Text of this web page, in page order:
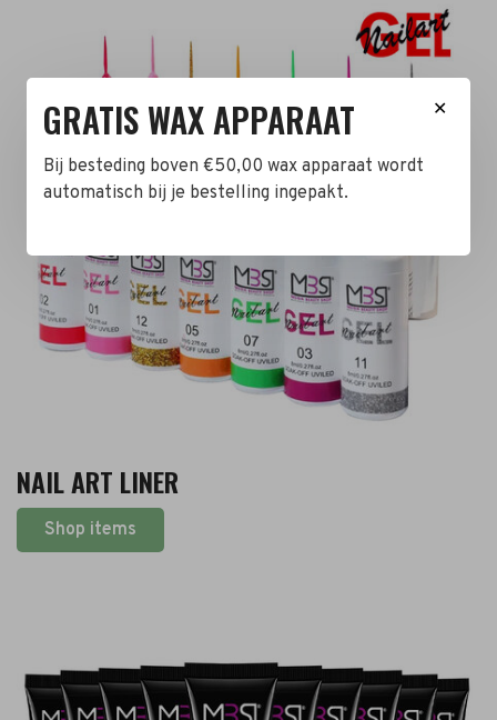
NAIL ART LINER
Shop items
✕
GRATIS WAX APPARAAT
Bij besteding boven €50,00 wax apparaat wordt
automatisch bij je bestelling ingepakt.